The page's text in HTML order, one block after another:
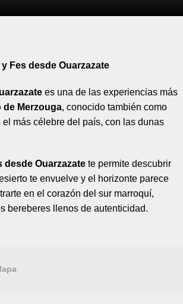
Fes desde Ouarzazate
es una de las experiencias más
de Merzouga, conocido también como
el más célebre del país, con las dunas
desde Ouarzazate te permite descubrir
te envuelve y el horizonte parece
en el corazón del sur marroquí,
bereberes llenos de autenticidad.